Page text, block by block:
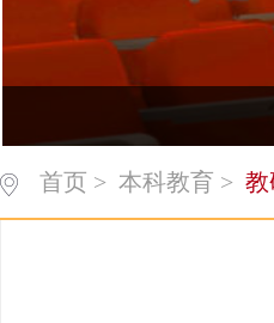
首页 > 本科教育 > 教